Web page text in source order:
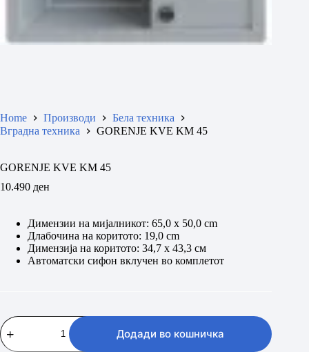
Home Производи
Бела техника
Вградна техника
GORENJE KVE KM 45
GORENJE KVE KM 45
10.490 ден
Димензии на мијалникот: 65,0 х 50,0 cm
Длабочина на коритото: 19,0 cm
Димензија на коритото: 34,7 х 43,3 см
Автоматски сифон вклучен во комплетот
GORENJE
KVE
KM
Додади во кошничка